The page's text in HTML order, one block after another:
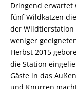
Dringend erwartet
fünf Wildkatzen
der
weniger
Herbst 2015
die Station
Gäste in das
und Knurren